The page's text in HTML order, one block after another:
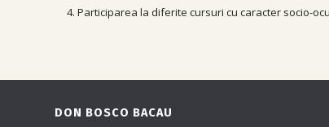
Participarea la diferite cursuri cu caracter socio-
DON BOSCO BACAU